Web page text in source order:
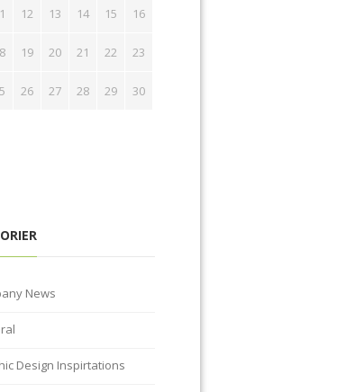
auctor, nisi elit
12 13 14 15 16
19 20 21 22 23
26 27 28 29 30
News
Design Inspirtations